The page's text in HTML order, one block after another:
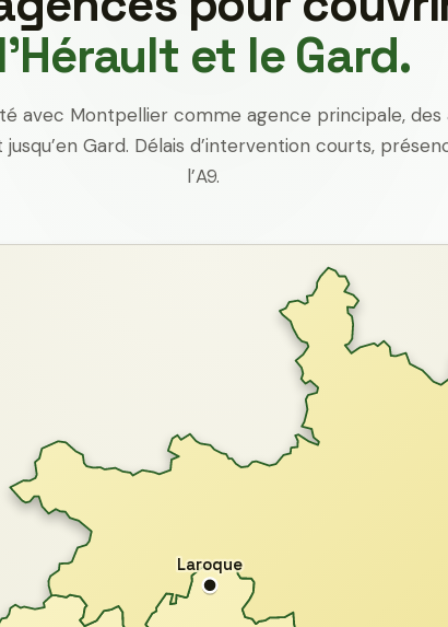
l’Hérault et le Gard.
avec Montpellier comme agence principale, des
Gard. Délais d’intervention courts,
l’A9.
Laroque